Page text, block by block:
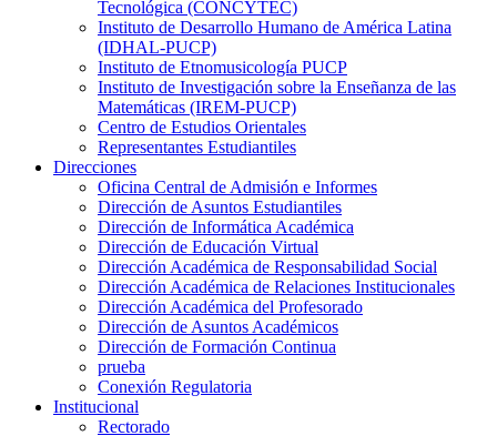
Tecnológica (CONCYTEC)
Instituto de Desarrollo Humano de América Latina
(IDHAL-PUCP)
Instituto de Etnomusicología PUCP
Instituto de Investigación sobre la Enseñanza de las
Matemáticas (IREM-PUCP)
Centro de Estudios Orientales
Representantes Estudiantiles
Direcciones
Oficina Central de Admisión e Informes
Dirección de Asuntos Estudiantiles
Dirección de Informática Académica
Dirección de Educación Virtual
Dirección Académica de Responsabilidad Social
Dirección Académica de Relaciones Institucionales
Dirección Académica del Profesorado
Dirección de Asuntos Académicos
Dirección de Formación Continua
prueba
Conexión Regulatoria
Institucional
Rectorado